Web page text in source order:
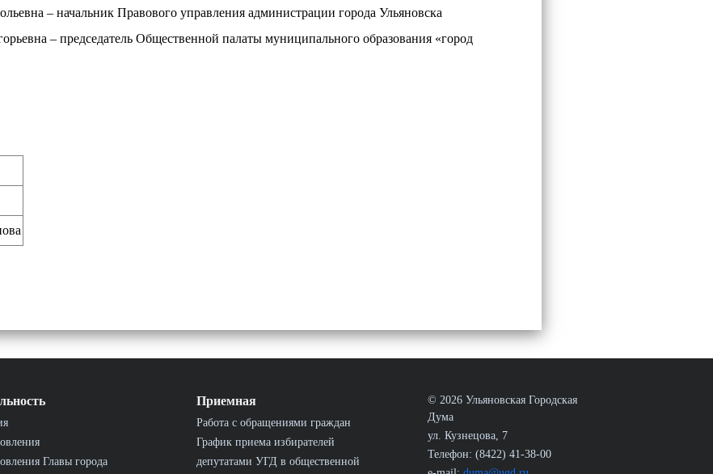
– начальник Правового управления администрации города Ульяновска
– председатель Общественной палаты муниципального образования «город
Главы города
Приемная
Работа с обращениями граждан
График приема избирателей
депутатами УГД в общественной
© 2026 Ульяновская Городская
Дума
ул. Кузнецова, 7
Телефон: (8422) 41-38-00